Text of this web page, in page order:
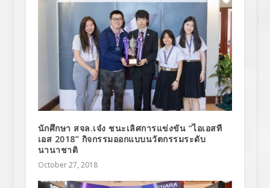
นักศึกษา สจล.เจ๋ง ชนะเลิศการแข่งขัน “ไอเอสที
เอส 2018” กิจกรรมออกแบบนวัตกรรมระดับ
นานาชาติ
October 27, 2018